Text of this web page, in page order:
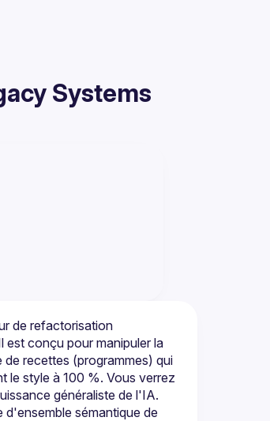
Systems
de refactorisation
est conçu pour manipuler la
recettes (programmes) qui
le style à 100 %. Vous verrez
généraliste de l'IA.
sémantique de